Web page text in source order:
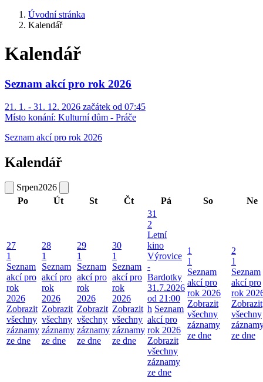
Úvodní stránka
Kalendář
Kalendář
Seznam akcí pro rok 2026
21. 1. - 31. 12. 2026 začátek od 07:45
Místo konání: Kulturní dům - Práče
Seznam akcí pro rok 2026
Kalendář
Srpen2026
Po
Út St Čt Pá So Ne
27
1
Seznam
akcí pro
rok
2026
Zobrazit
všechny
záznamy
ze dne
28
1
Seznam
akcí pro
rok
2026
Zobrazit
všechny
záznamy
ze dne
29
1
Seznam
akcí pro
rok
2026
Zobrazit
všechny
záznamy
ze dne
30
1
Seznam
akcí pro
rok
2026
Zobrazit
všechny
záznamy
ze dne
31
2
Letní
kino
Výrovice
-
Bardotky
31.7.2026
od 21:00
h Seznam
akcí pro
rok 2026
Zobrazit
všechny
záznamy
ze dne
1
1
Seznam
akcí pro
rok 2026
Zobrazit
všechny
záznamy
ze dne
2
1
Seznam
akcí pro
rok
Zobrazit
všechny
ze dne